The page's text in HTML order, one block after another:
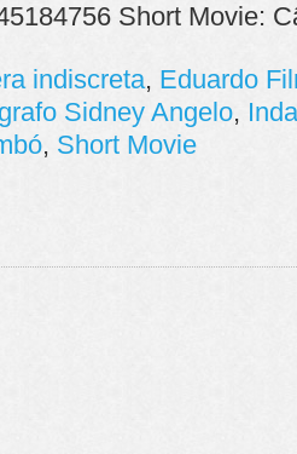
Short Movie:
indiscreta, Eduardo
Sidney Angelo,
, Short Movie